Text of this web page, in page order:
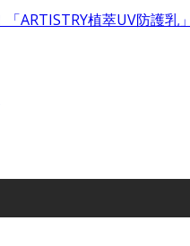
ARTISTRY植萃UV防護乳